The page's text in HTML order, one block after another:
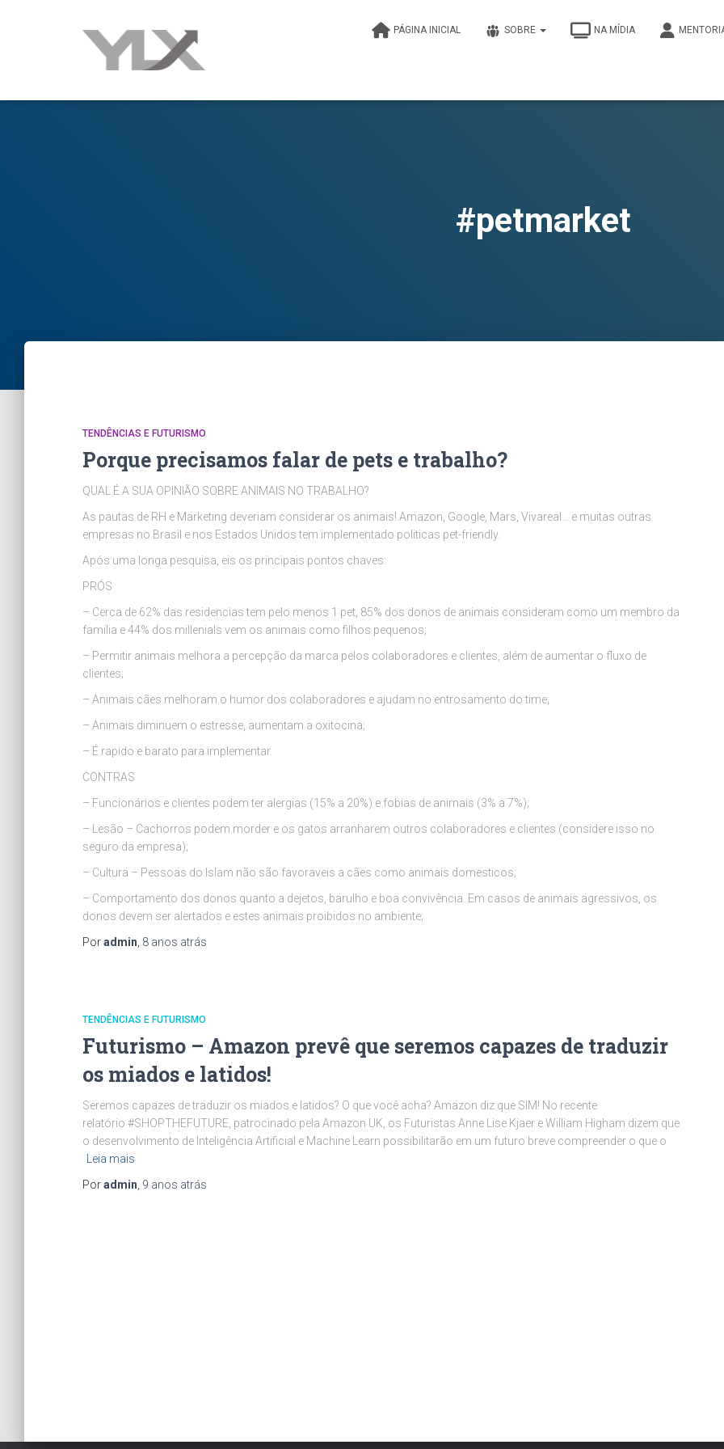
PÁGINA INICIAL SOBRE NA MÍDIA
#petmarket
TENDÊNCIAS E FUTURISMO
Porque precisamos falar de pets e trabalho?
QUAL É A SUA OPINIÃO SOBRE ANIMAIS NO TRABALHO?
As pautas de RH e Marketing deveriam considerar os animais! Amazon, Google, Mars, Vivareal… e muitas outras
empresas no Brasil e nos Estados Unidos tem implementado politicas pet-friendly.
Após uma longa pesquisa, eis os principais pontos chaves:
PRÓS
– Cerca de 62% das residencias tem pelo menos 1 pet, 85% dos donos de animais consideram como um membro da
familia e 44% dos millenials vem os animais como filhos pequenos;
– Permitir animais melhora a percepção da marca pelos colaboradores e clientes, além de aumentar o fluxo de
clientes;
– Animais cães melhoram o humor dos colaboradores e ajudam no entrosamento do time;
– Animais diminuem o estresse, aumentam a oxitocina;
– É rapido e barato para implementar.
CONTRAS
– Funcionários e clientes podem ter alergias (15% a 20%) e fobias de animais (3% a 7%);
– Lesão – Cachorros podem morder e os gatos arranharem outros colaboradores e clientes (considere isso no
seguro da empresa);
– Cultura – Pessoas do Islam não são favoraveis a cães como animais domesticos;
– Comportamento dos donos quanto a dejetos, barulho e boa convivência. Em casos de animais agressivos, os
donos devem ser alertados e estes animais proibidos no ambiente;
Poradmin 8 anos atrás
TENDÊNCIAS E FUTURISMO
Futurismo – Amazon prevê que seremos capazes de traduzir
os miados e latidos!
Seremos capazes de traduzir os miados e latidos? O que você acha? Amazon diz que SIM! No recente
relatório #SHOPTHEFUTURE, patrocinado pela Amazon UK, os Futuristas Anne Lise Kjaer e William Higham dizem que
o desenvolvimento de Inteligência Artificial e Machine Learn possibilitarão em um futuro breve compreender o que o
Leia mais
Poradmin 9 anos atrás